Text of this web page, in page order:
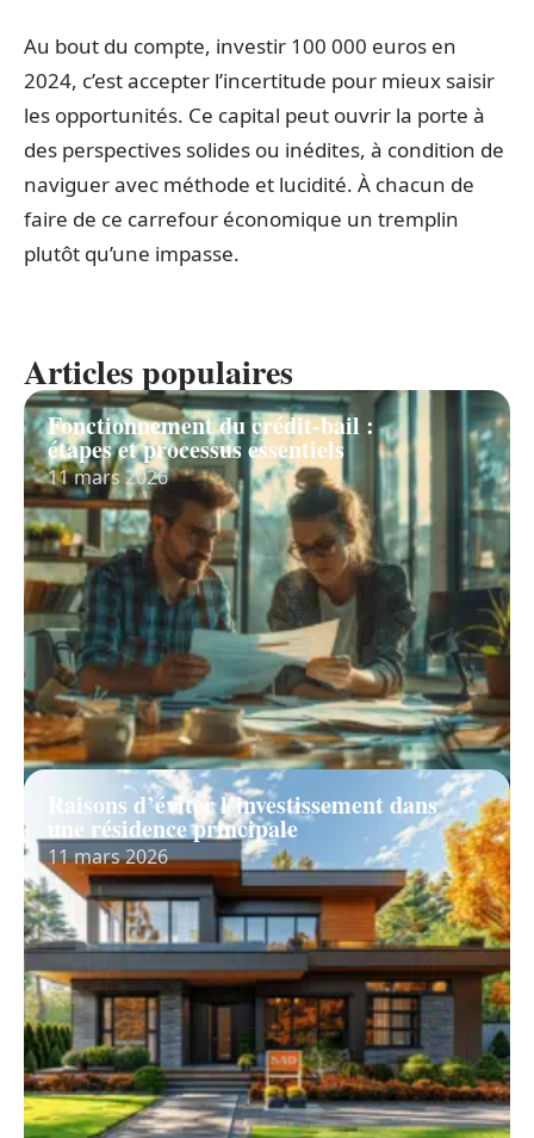
Au bout du compte, investir 100 000 euros en
2024, c’est accepter l’incertitude pour mieux saisir
les opportunités. Ce capital peut ouvrir la porte à
des perspectives solides ou inédites, à condition de
naviguer avec méthode et lucidité. À chacun de
faire de ce carrefour économique un tremplin
plutôt qu’une impasse.
Articles populaires
Fonctionnement du crédit-bail :
étapes et processus essentiels
11 mars 2026
Raisons d’éviter l’investissement dans
une résidence principale
11 mars 2026